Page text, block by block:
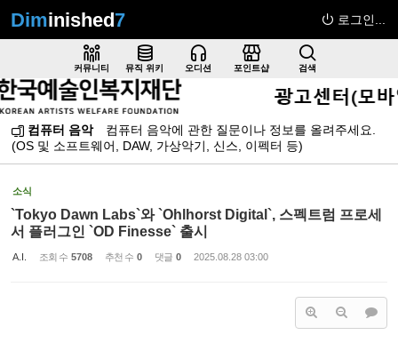
Diminished7 로그인...
커뮤니티 뮤직 위키 오디션 포인트샵 검색
컴퓨터 음악
컴퓨터 음악에 관한 질문이나 정보를 올려주세요.
(OS 및 소프트웨어, DAW, 가상악기, 신스, 이펙터 등)
소식
`Tokyo Dawn Labs`와 `Ohlhorst Digital`, 스펙트럼 프로세
서 플러그인 `OD Finesse` 출시
A.I. 조회 수 5708 추천 수 0 댓글 0 2025.08.28 03:00
Sketchbook5, 스케치북5
Sketchbook5, 스케치북5